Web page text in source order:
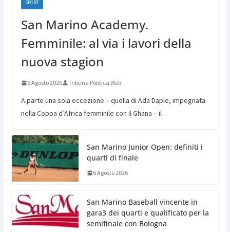
SPORT
San Marino Academy.
Femminile: al via i lavori della
nuova stagion
6 Agosto 2026 Tribuna Politica Web
A parte una sola eccezione – quella di Ada Daple, impegnata
nella Coppa d’Africa femminile con il Ghana – il
San Marino Junior Open: definiti i
quarti di finale
6 Agosto 2026
San Marino Baseball vincente in
gara3 dei quarti e qualificato per la
semifinale con Bologna